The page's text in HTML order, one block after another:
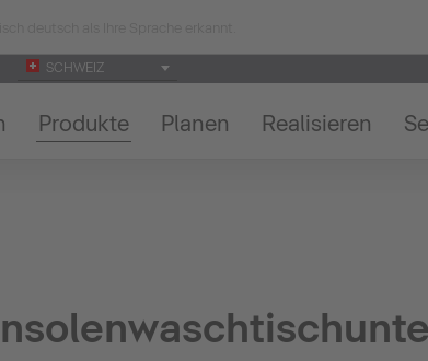
SCHWEIZ
Produkte Planen Realisieren